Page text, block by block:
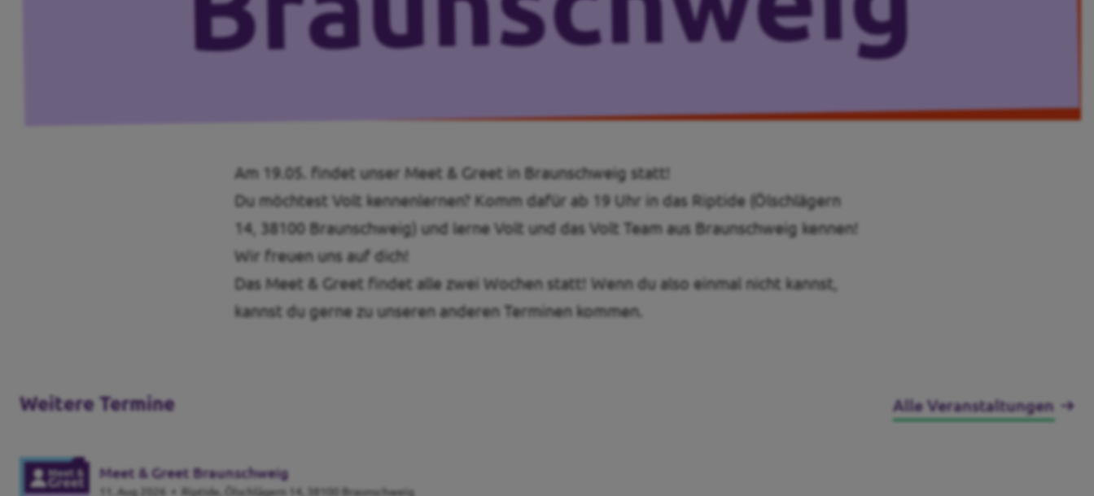
Am 19.05. findet unser Meet & Greet in Braunschweig statt!
Du möchtest Volt kennenlernen? Komm dafür ab 19 Uhr in das Riptide (Ölschlägern
14, 38100 Braunschweig) und lerne Volt und das Volt Team aus Braunschweig kennen!
Wir freuen uns auf dich!
Das Meet & Greet findet alle zwei Wochen statt! Wenn du also einmal nicht kannst,
kannst du gerne zu unseren anderen Terminen kommen.
Weitere Termine Alle Veranstaltungen
Meet & Greet Braunschweig
11. Aug 2026 • Riptide, Ölschlägern 14, 38100 Braunschweig